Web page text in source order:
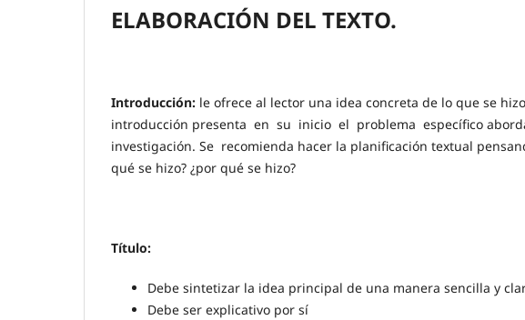
ELABORACIÓN DEL TEXTO.
Introducción: le ofrece al lector una idea concreta de lo que se
introducción presenta en su inicio el problema específico
investigación. Se recomienda hacer la planificación textual
qué se hizo? ¿por qué se hizo?
Título:
Debe sintetizar la idea principal de una manera sencilla y
Debe ser explicativo por sí